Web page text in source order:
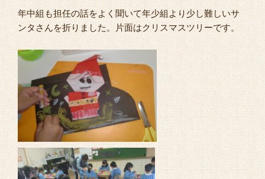
年中組も担任の話をよく聞いて年少組より少し難しいサ
ンタさんを折りました。片面はクリスマスツリーです。